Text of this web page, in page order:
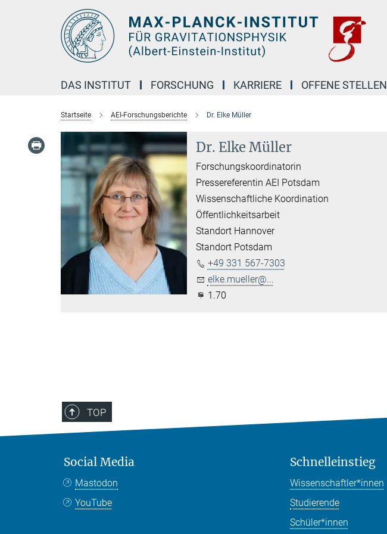
DAS INSTITUT FORSCHUNG KARRIERE OFFENE STELLEN
Startseite AEI-Forschungsberichte Dr. Elke Müller
Dr. Elke Müller
Forschungskoordinatorin
Pressereferentin AEI Potsdam
Wissenschaftliche Koordination
Öffentlichkeitsarbeit
Standort Hannover
Standort Potsdam
+49 331 567-7303
elke.mueller@...
1.70
TOP
Social Media
Mastodon
YouTube
Schnelleinstieg
Wissenschaftler*innen
Studierende
Schüler*innen